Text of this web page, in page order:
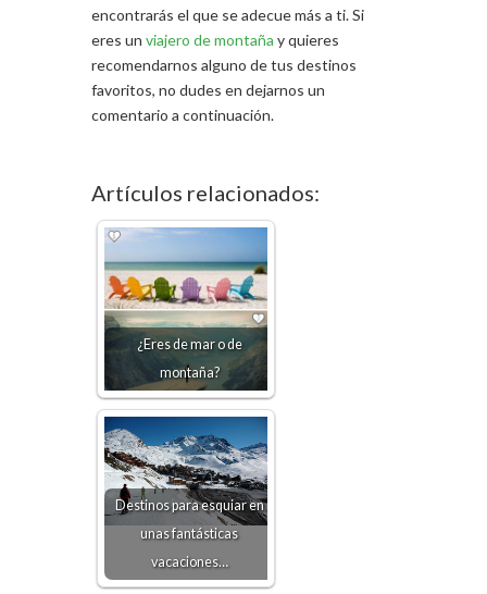
encontrarás el que se adecue más a ti. Si
eres un viajero de montaña y quieres
recomendarnos alguno de tus destinos
favoritos, no dudes en dejarnos un
comentario a continuación.
Artículos relacionados:
¿Eres de mar o de
montaña?
Destinos para esquiar en
unas fantásticas
vacaciones…